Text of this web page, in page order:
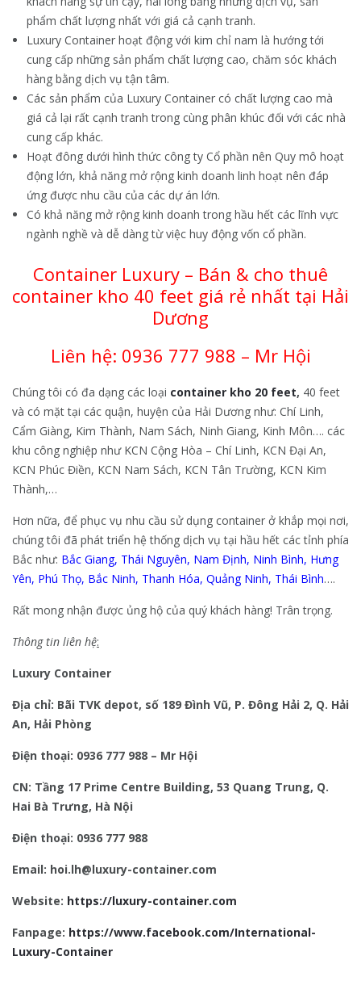
phẩm chất lượng nhất với giá cả cạnh tranh.
Luxury Container hoạt động với kim chỉ nam là hướng tới
cung cấp những sản phẩm chất lượng cao, chăm sóc khách
hàng bằng dịch vụ tận tâm.
Các sản phẩm của Luxury Container có chất lượng cao mà
giá cả lại rất cạnh tranh trong cùng phân khúc đối với các nhà
cung cấp khác.
Hoạt đông dưới hình thức công ty Cổ phần nên Quy mô hoạt
động lớn, khả năng mở rộng kinh doanh linh hoạt nên đáp
ứng được nhu cầu của các dự án lớn.
Có khả năng mở rộng kinh doanh trong hầu hết các lĩnh vực
ngành nghề và dễ dàng từ việc huy động vốn cổ phần.
Container Luxury – Bán & cho thuê
container kho 40 feet giá rẻ nhất tại Hải
Dương
Liên hệ: 0936 777 988 – Mr Hội
Chúng tôi có đa dạng các loại container kho 20 feet, 40 feet
và có mặt tại các quận, huyện của Hải Dương như: Chí Linh,
Cẩm Giàng, Kim Thành, Nam Sách, Ninh Giang, Kinh Môn…. các
khu công nghiệp như KCN Cộng Hòa – Chí Linh, KCN Đại An,
KCN Phúc Điền, KCN Nam Sách, KCN Tân Trường, KCN Kim
Thành,…
Hơn nữa, để phục vụ nhu cầu sử dụng container ở khắp mọi nơi,
chúng tôi đã phát triển hệ thống dịch vụ tại hầu hết các tỉnh phía
Bắc như: Bắc Giang, Thái Nguyên, Nam Định, Ninh Bình, Hưng
Yên, Phú Thọ, Bắc Ninh, Thanh Hóa, Quảng Ninh, Thái Bình….
Rất mong nhận được ủng hộ của quý khách hàng! Trân trọng.
Thông tin liên hệ:
Luxury Container
Địa chỉ: Bãi TVK depot, số 189 Đình Vũ, P. Đông Hải 2, Q. Hải
An, Hải Phòng
Điện thoại: 0936 777 988 – Mr Hội
CN: Tầng 17 Prime Centre Building, 53 Quang Trung, Q.
Hai Bà Trưng, Hà Nội
Điện thoại: 0936 777 988
Email: hoi.lh@luxury-container.com
Website: https://luxury-container.com
Fanpage: https://www.facebook.com/International-
Luxury-Container